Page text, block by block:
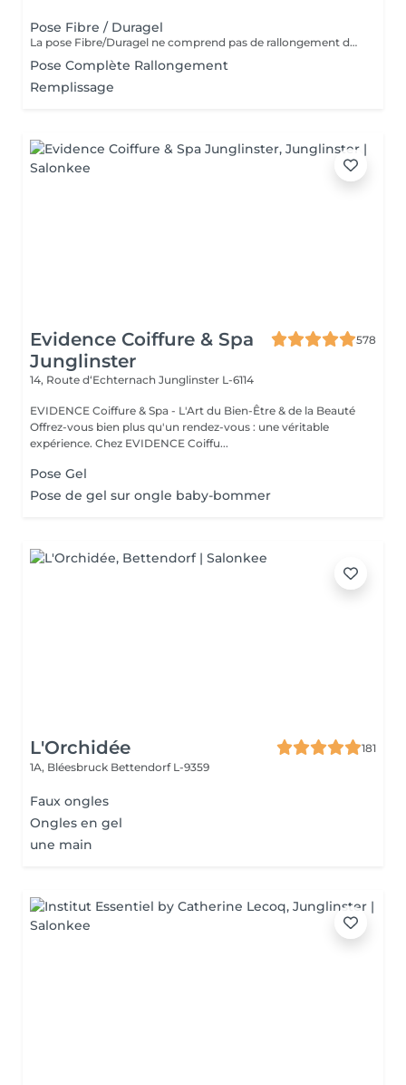
Pose Fibre / Duragel
La pose Fibre/Duragel ne comprend pas de rallongement des ongles. Si vous souhaitez plus de longueur, merci de sélectionner l'option pose complète avec rallongement
Pose Complète Rallongement
Remplissage
Evidence Coiffure & Spa
Junglinster
578
14, Route d‘Echternach Junglinster L-6114
EVIDENCE Coiffure & Spa - L'Art du Bien-Être & de la Beauté
Offrez-vous bien plus qu'un rendez-vous : une véritable
expérience. Chez EVIDENCE Coiffu...
Pose Gel
Pose de gel sur ongle baby-bommer
L'Orchidée
181
1A, Bléesbruck Bettendorf L-9359
Faux ongles
Ongles en gel
une main